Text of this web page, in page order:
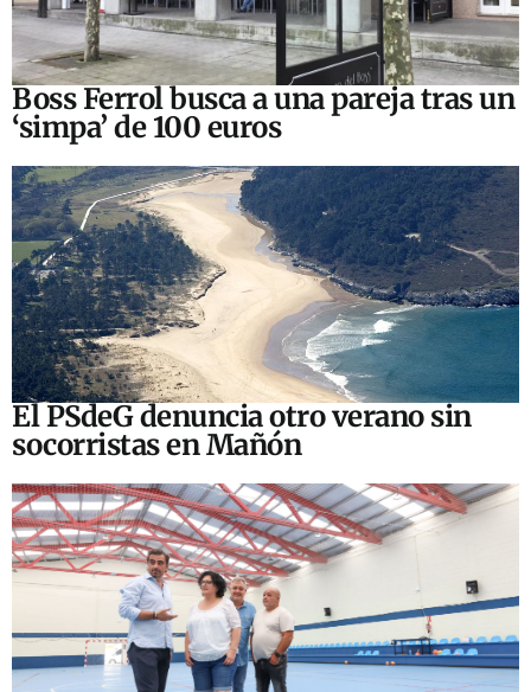
Boss Ferrol busca a una pareja tras un
‘simpa’ de 100 euros
El PSdeG denuncia otro verano sin
socorristas en Mañón